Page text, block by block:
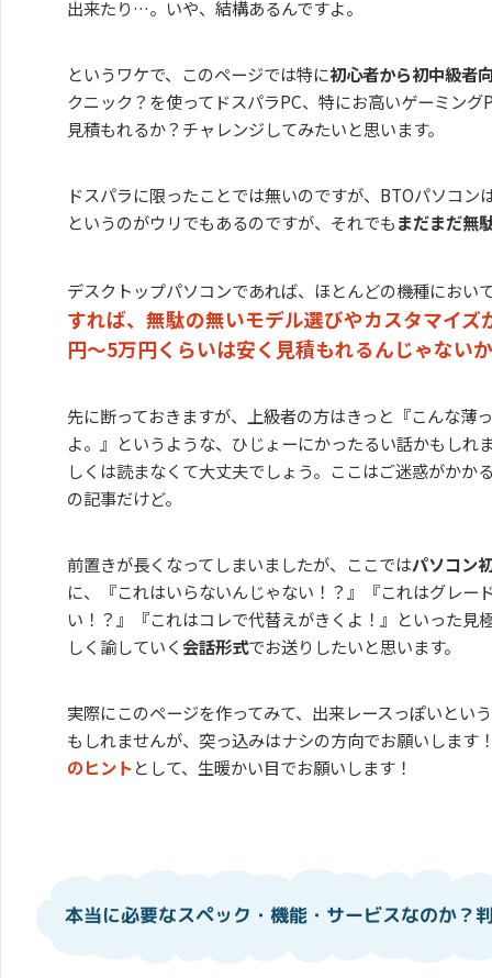
出来たり…。いや、結構あるんですよ。
というワケで、このページでは特に初心者から初中級者
クニック？を使ってドスパラPC、特にお高いゲーミング
見積もれるか？チャレンジしてみたいと思います。
ドスパラに限ったことでは無いのですが、BTOパソコン
というのがウリでもあるのですが、それでもまだまだ無
デスクトップパソコンであれば、ほとんどの機種におい
すれば、無駄の無いモデル選びやカスタマイズ
円～5万円くらいは安く見積もれるんじゃない
先に断っておきますが、上級者の方はきっと『こんな薄
よ。』というような、ひじょーにかったるい話かもし
しくは読まなくて大丈夫でしょう。ここはご迷惑がかか
の記事だけど。
前置きが長くなってしまいましたが、ここではパソコン
に、『これはいらないんじゃない！？』『これはグレー
い！？』『これはコレで代替えがきくよ！』といった見
しく諭していく会話形式でお送りしたいと思います。
実際にこのページを作ってみて、出来レースっぽいとい
もしれませんが、突っ込みはナシの方向でお願いします
のヒントとして、生暖かい目でお願いします！
本当に必要なスペック・機能・サービスなのか？